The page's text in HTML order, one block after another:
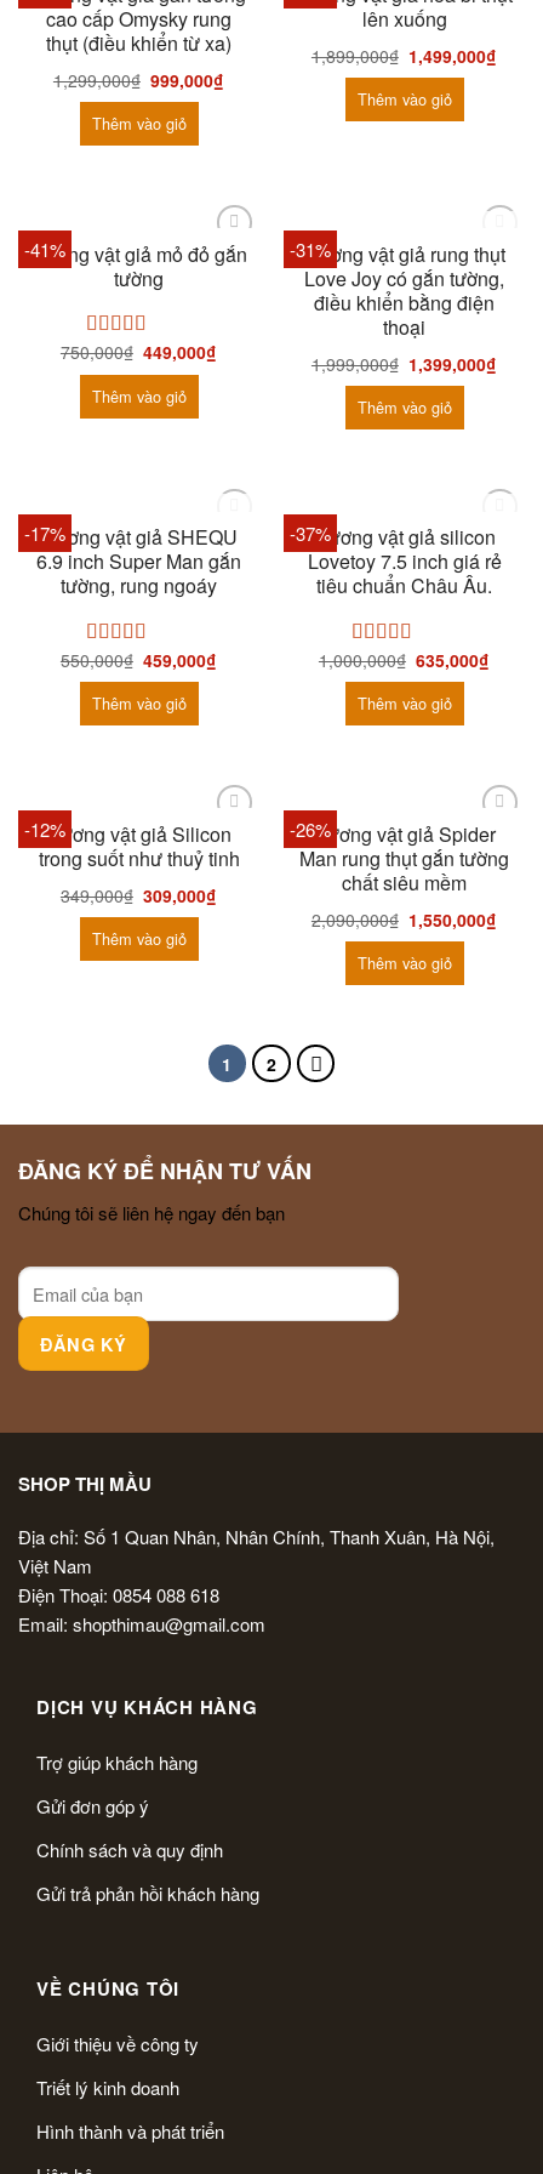
cao cấp Omysky rung
thụt (điều khiển từ xa)
1,299,000₫ 999,000₫
Thêm vào giỏ
lên xuống
1,899,000₫ 1,499,000₫
Thêm vào giỏ
-41%
Dương vật giả mỏ đỏ gắn
tường
Được xếp
hạng5.005
sao
750,000₫ 449,000₫
Thêm vào giỏ
-31% HẾT HÀNG
Dương vật giả rung thụt
Love Joy có gắn tường,
điều khiển bằng điện
thoại
1,999,000₫ 1,399,000₫
Thêm vào giỏ
-17% HẾT HÀNG
Dương vật giả SHEQU
6.9 inch Super Man gắn
tường, rung ngoáy
Được xếp
hạng4.675
sao
550,000₫ 459,000₫
Thêm vào giỏ
-37% HẾT HÀNG
Dương vật giả silicon
Lovetoy 7.5 inch giá rẻ
tiêu chuẩn Châu Âu.
Được xếp
hạng5.005
sao
1,000,000₫ 635,000₫
Thêm vào giỏ
-12%Dương vật giả Silicon
trong suốt như thuỷ tinh
349,000₫ 309,000₫
Thêm vào giỏ
-26%Dương vật giả Spider
Man rung thụt gắn tường
chất siêu mềm
2,090,000₫ 1,550,000₫
Thêm vào giỏ
1 2
ĐĂNG KÝ ĐỂ NHẬN TƯ VẤN
Chúng tôi sẽ liên hệ ngay đến bạn
SHOP THỊ MẦU
Địa chỉ: Số 1 Quan Nhân, Nhân Chính, Thanh Xuân, Hà Nội,
Việt Nam
Điện Thoại: 0854 088 618
Email: shopthimau@gmail.com
DỊCH VỤ KHÁCH HÀNG
Trợ giúp khách hàng
Gửi đơn góp ý
Chính sách và quy định
Gửi trả phản hồi khách hàng
VỀ CHÚNG TÔI
Giới thiệu về công ty
Triết lý kinh doanh
Hình thành và phát triển